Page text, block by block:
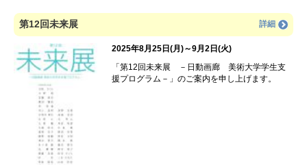
第12回未来展 詳細
2025年8月25日(月)～9月2日(火)
「第12回未来展 －日動画廊 美術大学学生支
援プログラム－」のご案内を申し上げます。